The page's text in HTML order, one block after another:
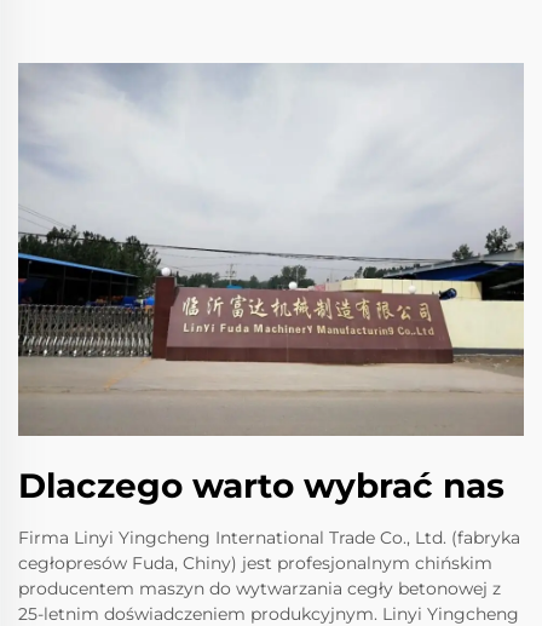
Dlaczego warto wybrać nas
Firma Linyi Yingcheng International Trade Co., Ltd. (fabryka
cegłopresów Fuda, Chiny) jest profesjonalnym chińskim
producentem maszyn do wytwarzania cegły betonowej z
25-letnim doświadczeniem produkcyjnym. Linyi Yingcheng